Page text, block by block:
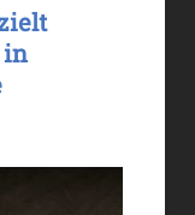
in